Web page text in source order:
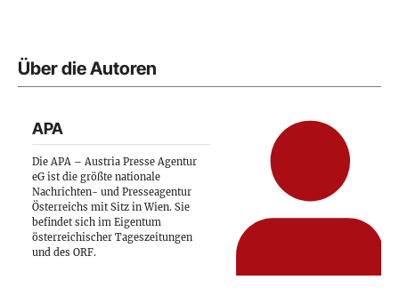
Über die Autoren
APA
Die APA – Austria Presse Agentur
eG ist die größte nationale
Nachrichten- und Presseagentur
Österreichs mit Sitz in Wien. Sie
befindet sich im Eigentum
österreichischer Tageszeitungen
und des ORF.